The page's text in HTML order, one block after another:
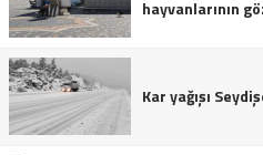
hayvanlarının
Kar yağışı